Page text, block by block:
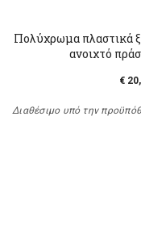
Πολύχρωμα πλαστικά
ανοιχτό
€
Διαθέσιμο υπό την